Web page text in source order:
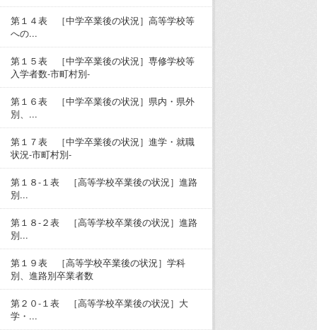
第１４表 ［中学卒業後の状況］高等学校等
への...
第１５表 ［中学卒業後の状況］専修学校等
入学者数-市町村別-
第１６表 ［中学卒業後の状況］県内・県外
別、...
第１７表 ［中学卒業後の状況］進学・就職
状況-市町村別-
第１８-１表 ［高等学校卒業後の状況］進路
別...
第１８-２表 ［高等学校卒業後の状況］進路
別...
第１９表 ［高等学校卒業後の状況］学科
別、進路別卒業者数
第２０-１表 ［高等学校卒業後の状況］大
学・...